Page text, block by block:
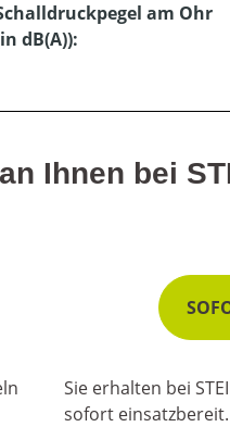
am Ohr
dB(A)):
Ihnen bei
Sie erhalten bei
sofort